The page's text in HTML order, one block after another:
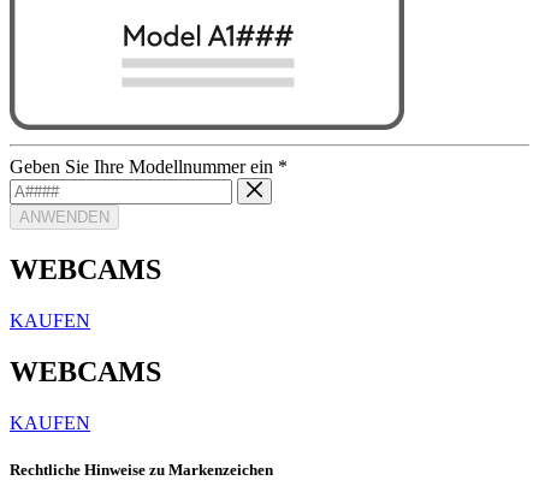
Geben Sie Ihre Modellnummer ein *
ANWENDEN
WEBCAMS
KAUFEN
WEBCAMS
KAUFEN
Rechtliche Hinweise zu Markenzeichen